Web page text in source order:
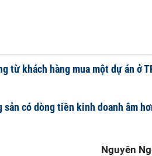
từ khách hàng mua một dự án ở
có dòng tiền kinh doanh âm
Nguyên